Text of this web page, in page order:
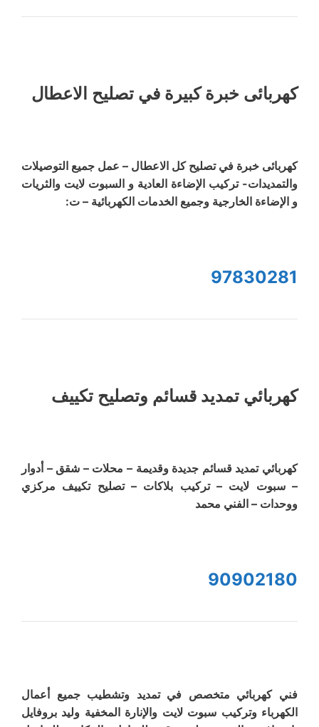
كهربائى خبرة كبيرة في تصليح الاعطال
كهربائى خبرة في تصليح كل الاعطال – عمل جميع التوصيلات
والتمديدات- تركيب الإضاءة العادية و السبوت لايت والثريات
و الإضاءة الخارجية وجميع الخدمات الكهربائية – ت:
97830281
كهربائي تمديد قسائم وتصليح تكييف
كهربائي تمديد قسائم جديدة وقديمة – محلات – شقق – أدوار
– سبوت لايت – تركيب بلاكات – تصليح تكييف مركزي
ووحدات – الفني محمد
90902180
فني كهربائي متخصص في تمديد وتشطيب جميع أعمال
الكهرباء وتركيب سبوت لايت والإنارة المخفية وليد بروفايل